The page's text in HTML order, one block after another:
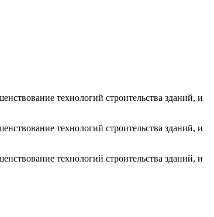
технологий строительства зданий, и
технологий строительства зданий, и
технологий строительства зданий, и